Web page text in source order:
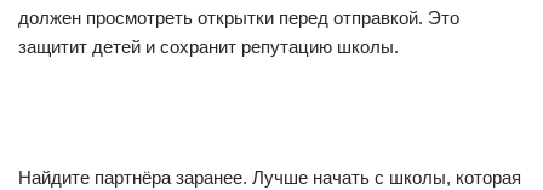
должен просмотреть открытки перед отправкой. Это
защитит детей и сохранит репутацию школы.
Найдите партнёра заранее. Лучше начать с школы, которая